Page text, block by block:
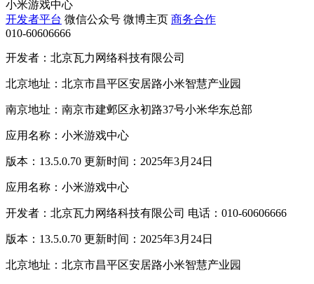
小米游戏中心
开发者平台 微信公众号 微博主页 商务合作
010-60606666
开发者：北京瓦力网络科技有限公司
北京地址：北京市昌平区安居路小米智慧产业园
南京地址：南京市建邺区永初路37号小米华东总部
应用名称：小米游戏中心
版本：13.5.0.70 更新时间：2025年3月24日
应用名称：小米游戏中心
开发者：北京瓦力网络科技有限公司 电话：010-60606666
版本：13.5.0.70 更新时间：2025年3月24日
北京地址：北京市昌平区安居路小米智慧产业园